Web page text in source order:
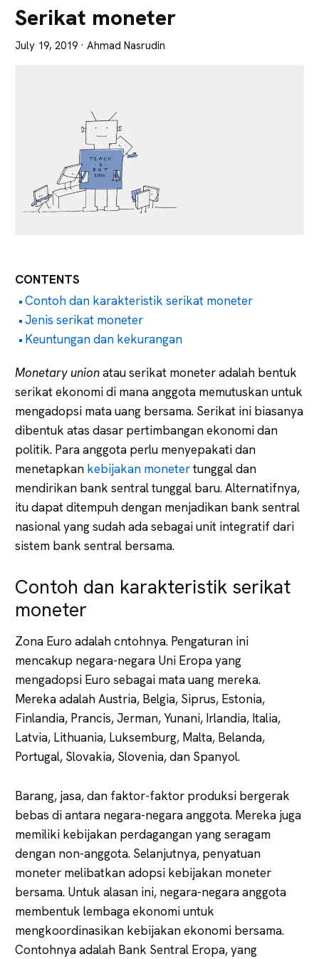
Tajam
Serikat moneter
July 19, 2019 · Ahmad Nasrudin
CONTENTS
Contoh dan karakteristik serikat moneter
Jenis serikat moneter
Keuntungan dan kekurangan
Monetary unionatau serikat moneter adalah bentuk
serikat ekonomi di mana anggota memutuskan untuk
mengadopsi mata uang bersama. Serikat ini biasanya
dibentuk atas dasar pertimbangan ekonomi dan
politik. Para anggota perlu menyepakati dan
menetapkan kebijakan monetertunggal dan
mendirikan bank sentral tunggal baru. Alternatifnya,
itu dapat ditempuh dengan menjadikan bank sentral
nasional yang sudah ada sebagai unit integratif dari
sistem bank sentral bersama.
Contoh dan karakteristik serikat
moneter
Zona Euro adalah cntohnya. Pengaturan ini
mencakup negara-negara Uni Eropa yang
mengadopsi Euro sebagai mata uang mereka.
Mereka adalah Austria, Belgia, Siprus, Estonia,
Finlandia, Prancis, Jerman, Yunani, Irlandia, Italia,
Latvia, Lithuania, Luksemburg, Malta, Belanda,
Portugal, Slovakia, Slovenia, dan Spanyol.
Barang, jasa, dan faktor-faktor produksi bergerak
bebas di antara negara-negara anggota. Mereka juga
memiliki kebijakan perdagangan yang seragam
dengan non-anggota. Selanjutnya, penyatuan
moneter melibatkan adopsi kebijakan moneter
bersama. Untuk alasan ini, negara-negara anggota
membentuk lembaga ekonomi untuk
mengkoordinasikan kebijakan ekonomi bersama.
Contohnya adalah Bank Sentral Eropa, yang